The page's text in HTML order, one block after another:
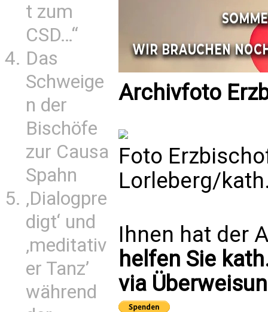
t zum
CSD…“
Das
Schweige
n der
Bischöfe
zur Causa
Spahn
‚Dialogpre
digt‘ und
‚meditativ
er Tanz’
während
Archivfoto
Foto
Lorleberg/
Ihnen hat der
helfen Sie
via